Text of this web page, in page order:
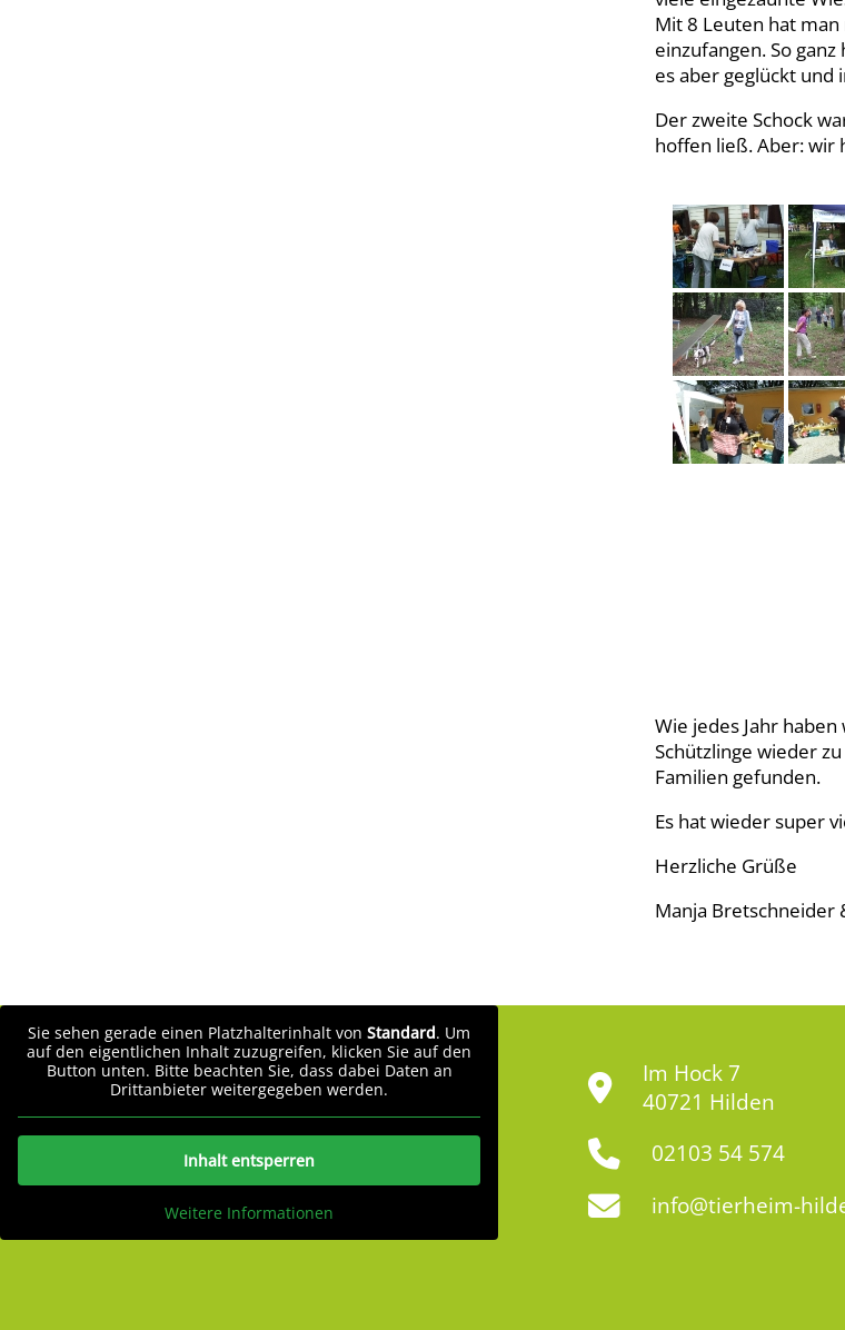
Mit 8 Leuten hat man
einzufangen. So
es aber geglückt und
Der zweite Schock
hoffen ließ. Aber: wir
Wie jedes Jahr
Schützlinge wieder
Familien gefunden.
Es hat wieder super
Herzliche Grüße
Manja Bretschneider
Sie sehen gerade einen Platzhalterinhalt von Standard. Um
auf den eigentlichen Inhalt zuzugreifen, klicken Sie auf den
Button unten. Bitte beachten Sie, dass dabei Daten an
Drittanbieter weitergegeben werden.
Inhalt entsperren
Weitere Informationen
Im Hock 7
40721 Hilden
02103 54 574
info@tierheim-